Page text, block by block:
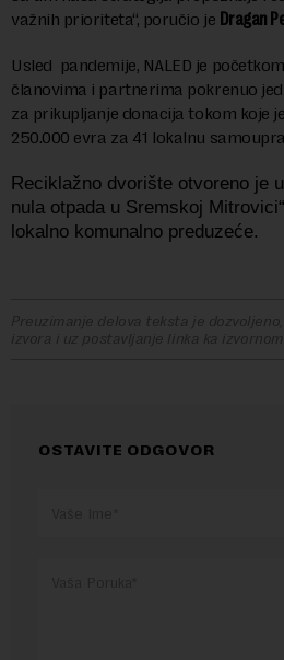
važnih prioriteta“, poručio je Dragan
Usled pandemije, NALED je
članovima i partnerima pokrenuo
za prikupljanje donacija tokom koje
250.000 evra za 41 lokalnu
Reciklažno dvorište otvoreno je
nula otpada u Sremskoj
lokalno komunalno preduzeće.
Preuzimanje delova teksta je
izvora i uz postavljanje linka ka
OSTAVITE ODGOVOR